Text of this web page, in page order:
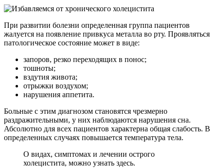
При развитии болезни определенная группа пациентов
жалуется на появление привкуса металла во рту. Проявляться
патологическое состояние может в виде:
запоров, резко переходящих в понос;
тошноты;
вздутия живота;
отрыжки воздухом;
нарушения аппетита.
Больные с этим диагнозом становятся чрезмерно
раздражительными, у них наблюдаются нарушения сна.
Абсолютно для всех пациентов характерна общая слабость. В
определенных случаях повышается температура тела.
О видах, симптомах и лечении острого
холецистита, можно узнать здесь.